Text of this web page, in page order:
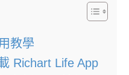
教學
Richart Life App